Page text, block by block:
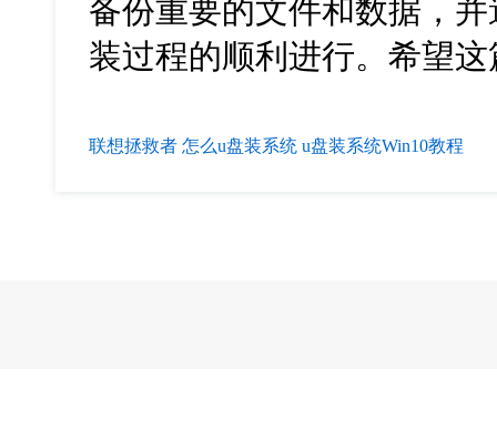
备份重要的文件和数据，
装过程的顺利进行。希望
联想拯救者 怎么u盘装系统 u盘装系统Win10教程